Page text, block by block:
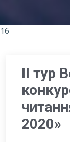
16
ІІ тур
2020»